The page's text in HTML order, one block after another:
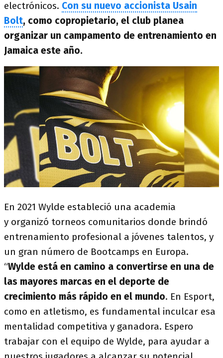
electrónicos. Con su nuevo accionista Usain
Bolt, como copropietario, el club planea
organizar un campamento de entrenamiento en
Jamaica este año.
En 2021 Wylde estableció una academia
y organizó torneos comunitarios donde brindó
entrenamiento profesional a jóvenes talentos, y
un gran número de Bootcamps en Europa.
“Wylde está en camino a convertirse en una de
las mayores marcas en el deporte de
crecimiento más rápido en el mundo. En Esport,
como en atletismo, es fundamental inculcar esa
mentalidad competitiva y ganadora. Espero
trabajar con el equipo de Wylde, para ayudar a